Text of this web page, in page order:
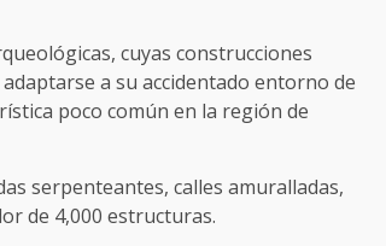
cuyas construcciones
a su accidentado entorno de
poco común en la región de
serpenteantes, calles amuralladas,
de 4,000 estructuras.